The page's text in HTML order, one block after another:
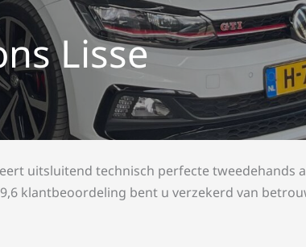
Lisse
uitsluitend technisch perfecte tweedehands
klantbeoordeling bent u verzekerd van